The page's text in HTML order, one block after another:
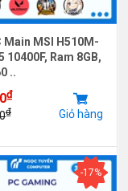
Main MSI H510M-
10400F, Ram 8GB,
..
₫
₫ Giỏ hàng
-17%